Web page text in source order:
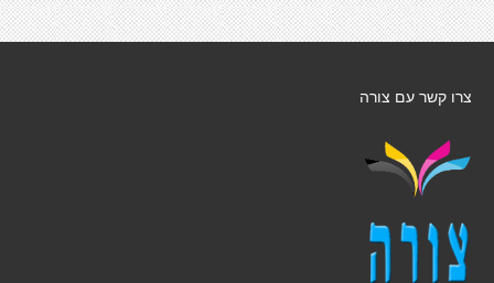
צרו קשר עם צורה